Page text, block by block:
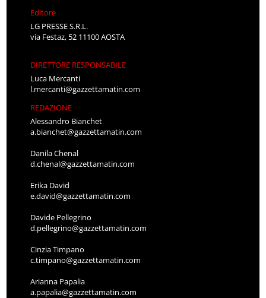
Editore
LG PRESSE S.R.L.
via Festaz, 52 11100 AOSTA
DIRETTORE RESPONSABILE
Luca Mercanti
l.mercanti@gazzettamatin.com
REDAZIONE
Alessandro Bianchet
a.bianchet@gazzettamatin.com
Danila Chenal
d.chenal@gazzettamatin.com
Erika David
e.david@gazzettamatin.com
Davide Pellegrino
d.pellegrino@gazzettamatin.com
Cinzia Timpano
c.timpano@gazzettamatin.com
Arianna Papalia
a.papalia@gazzettamatin.com